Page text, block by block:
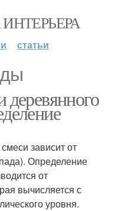
статьи
зависит от
Определение
от
вычисляется с
уровня.